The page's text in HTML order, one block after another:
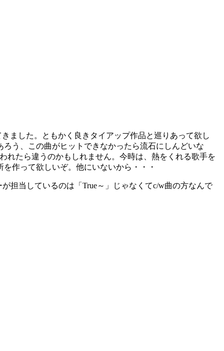
ました。ともかく良きタイアップ作品と巡りあって欲し
う、この曲がヒットできなかったら流石にしんどいな
れたら違うのかもしれません。今時は、熱をくれる歌手を
作って欲しいぞ。他にいないから・・・
担当しているのは「True～」じゃなくてc/w曲の方なんで